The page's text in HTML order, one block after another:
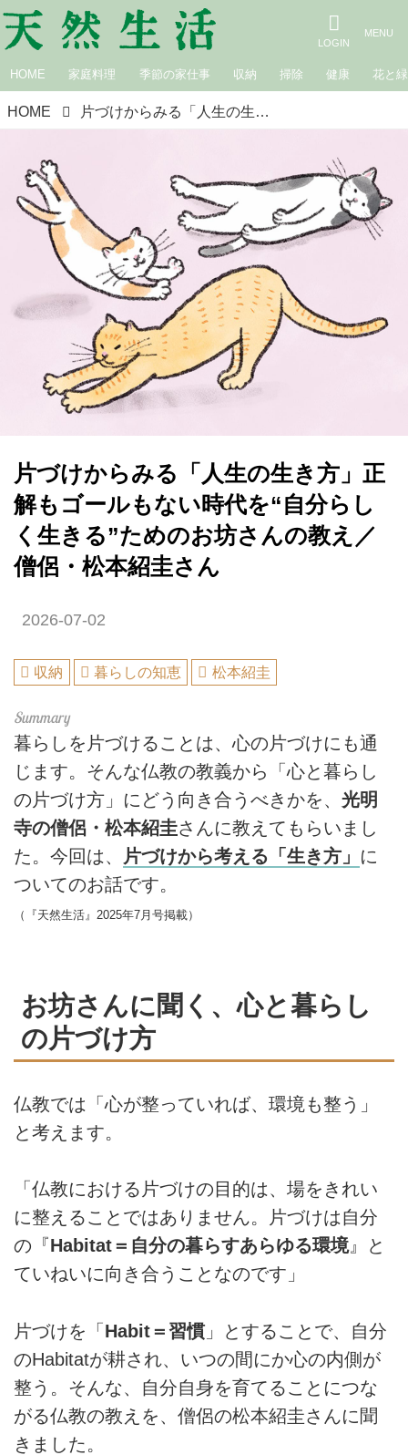
HOME 家庭料理 季節の家仕事 収納 掃除 健康 花と緑
HOME 片づけからみる「人生の生き方」正解もゴールもない時代を“自分らしく生きる”ためのお坊さんの教え／僧侶・松本紹圭さん
片づけからみる「人生の生き方」正
解もゴールもない時代を“自分らし
く生きる”ためのお坊さんの教え／
僧侶・松本紹圭さん
2026-07-02
収納 暮らしの知恵 松本紹圭
暮らしを片づけることは、心の片づけにも通
じます。そんな仏教の教義から「心と暮らし
の片づけ方」にどう向き合うべきかを、 光明
寺の僧侶・松本紹圭さんに教えてもらいまし
た。今回は、
片づけから考える「生き方」 に
ついてのお話です。
（『天然生活』2025年7月号掲載）
お坊さんに聞く、心と暮らし
の片づけ方
仏教では「心が整っていれば、環境も整う」
と考えます。
「仏教における片づけの目的は、場をきれい
に整えることではありません。片づけは自分
の『Habitat＝自分の暮らすあらゆる環境』と
ていねいに向き合うことなのです」
片づけを「 Habit＝習慣」とすることで、自分
のHabitatが耕され、いつの間にか心の内側が
整う。そんな、自分自身を育てることにつな
がる仏教の教えを、僧侶の松本紹圭さんに聞
きました。